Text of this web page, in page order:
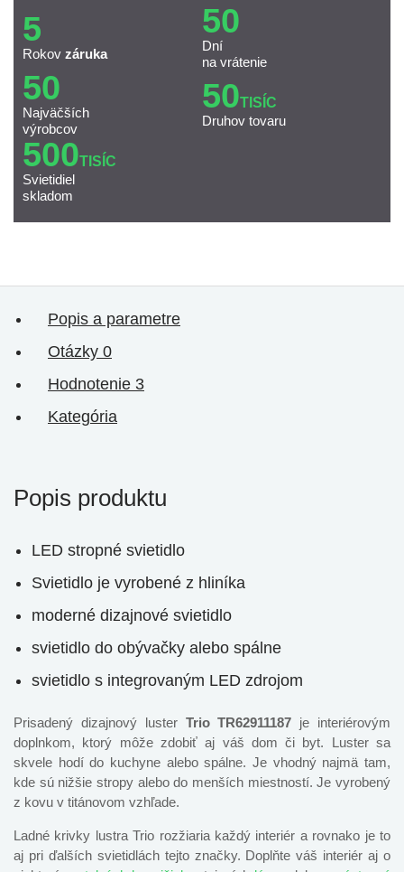
5
Rokov záruka
50
Dní
na vrátenie
50
Najväčších
výrobcov
50TISÍC
Druhov tovaru
500TISÍC
Svietidiel
skladom
Popis a parametre
Otázky 0
Hodnotenie 3
Kategória
Popis produktu
LED stropné svietidlo
Svietidlo je vyrobené z hliníka
moderné dizajnové svietidlo
svietidlo do obývačky alebo spálne
svietidlo s integrovaným LED zdrojom
Prisadený dizajnový luster Trio TR62911187 je interiérovým
doplnkom, ktorý môže zdobiť aj váš dom či byt. Luster sa
skvele hodí do kuchyne alebo spálne. Je vhodný najmä tam,
kde sú nižšie stropy alebo do menších miestností. Je vyrobený
z kovu v titánovom vzhľade.
Ladné krivky lustra Trio rozžiaria každý interiér a rovnako je to
aj pri ďalších svietidlách tejto značky. Doplňte váš interiér aj o